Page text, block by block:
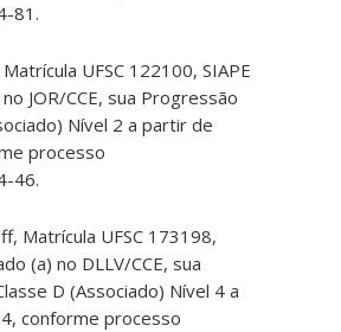
81.
UFSC 122100, SIAPE
JOR/CCE, sua Progressão
Nível 2 a partir de
processo
46.
Matrícula UFSC 173198,
(a) no DLLV/CCE, sua
D (Associado) Nível 4 a
conforme processo